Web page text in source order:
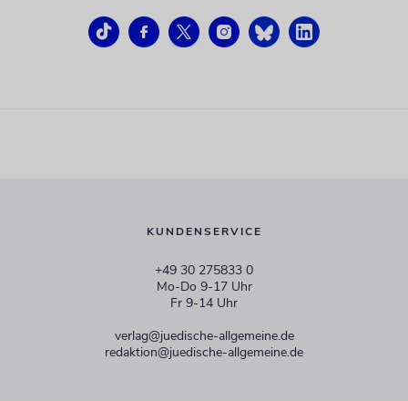
KUNDENSERVICE
+49 30 275833 0
Mo-Do 9-17 Uhr
Fr 9-14 Uhr
verlag@juedische-allgemeine.de
redaktion@juedische-allgemeine.de